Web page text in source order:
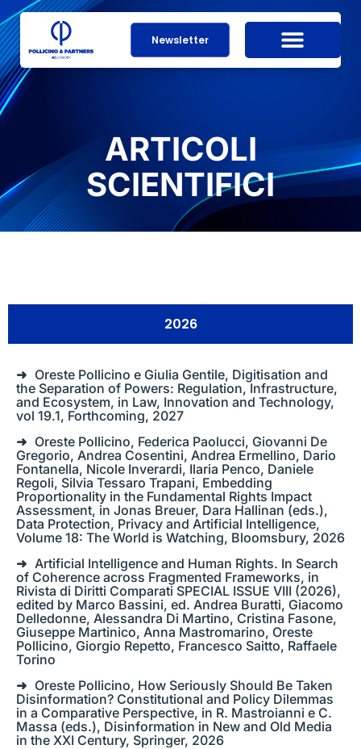
Newsletter
ARTICOLI
SCIENTIFICI
2026
Oreste Pollicino e Giulia Gentile, Digitisation and
the Separation of Powers: Regulation, Infrastructure,
and Ecosystem, in Law, Innovation and Technology,
vol 19.1, Forthcoming, 2027
Oreste Pollicino, Federica Paolucci, Giovanni De
Gregorio, Andrea Cosentini, Andrea Ermellino, Dario
Fontanella, Nicole Inverardi, Ilaria Penco, Daniele
Regoli, Silvia Tessaro Trapani, Embedding
Proportionality in the Fundamental Rights Impact
Assessment, in Jonas Breuer, Dara Hallinan (eds.),
Data Protection, Privacy and Artificial Intelligence,
Volume 18: The World is Watching, Bloomsbury, 2026
Artificial Intelligence and Human Rights. In Search
of Coherence across Fragmented Frameworks, in
Rivista di Diritti Comparati SPECIAL ISSUE VIII (2026),
edited by Marco Bassini, ed. Andrea Buratti, Giacomo
Delledonne, Alessandra Di Martino, Cristina Fasone,
Giuseppe Martinico, Anna Mastromarino, Oreste
Pollicino, Giorgio Repetto, Francesco Saitto, Raffaele
Torino
Oreste Pollicino, How Seriously Should Be Taken
Disinformation? Constitutional and Policy Dilemmas
in a Comparative Perspective, in R. Mastroianni e C.
Massa (eds.), Disinformation in New and Old Media
in the XXI Century, Springer, 2026